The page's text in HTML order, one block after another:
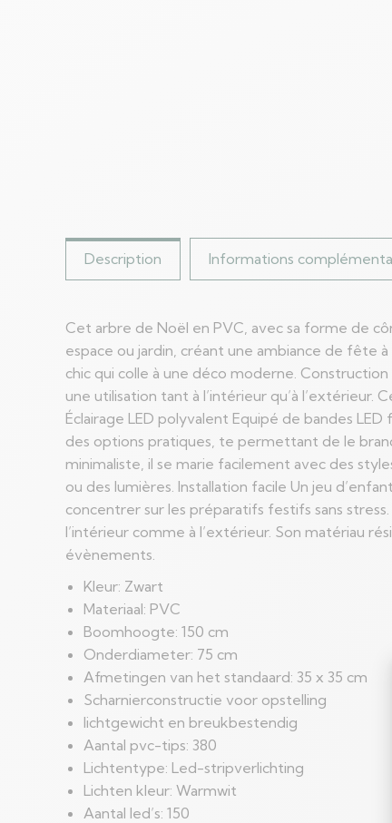
Description
Informations
Cet arbre de Noël en PVC, avec sa forme de
espace ou jardin, créant une ambiance de
chic qui colle à une déco moderne.
une utilisation tant à l’intérieur qu’à l’extérieur.
Éclairage LED polyvalent Equipé de bandes
des options pratiques, te permettant de le
minimaliste, il se marie facilement avec des
ou des lumières. Installation facile Un jeu
concentrer sur les préparatifs festifs sans
l’intérieur comme à l’extérieur. Son matériau
évènements.
Kleur: Zwart
Materiaal: PVC
Boomhoogte: 150 cm
Onderdiameter: 75 cm
Afmetingen van het standaard: 35 x 35 cm
Scharnierconstructie voor opstelling
lichtgewicht en breukbestendig
Aantal pvc-tips: 380
Lichtentype: Led-stripverlichting
Lichten kleur: Warmwit
Aantal led’s: 150